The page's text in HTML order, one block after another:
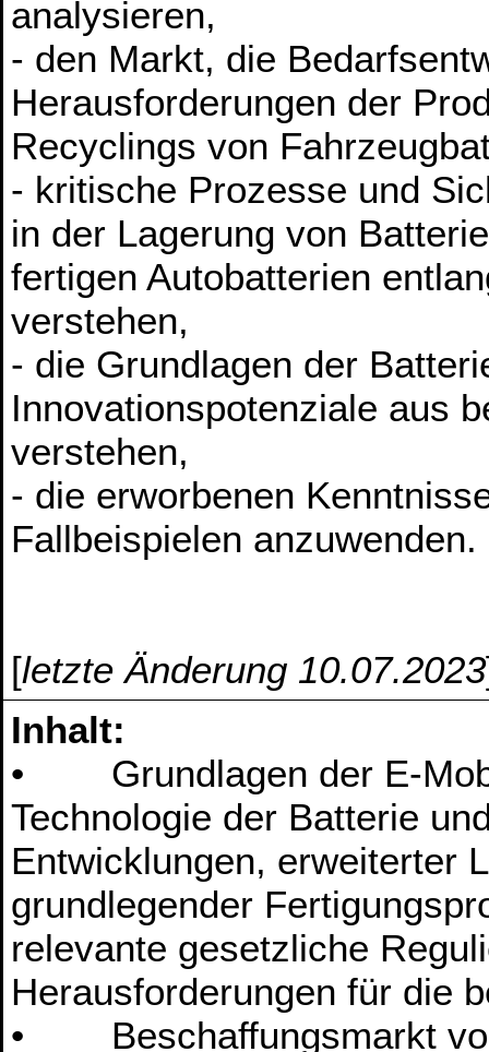
analysieren,
- den Markt, die
Herausforderungen der
Recyclings von
- kritische Prozesse und
in der Lagerung von
fertigen Autobatterien
verstehen,
- die Grundlagen der
Innovationspotenziale aus
verstehen,
- die erworbenen
Fallbeispielen anzuwenden.
[letzte Änderung 10.07.2023
Inhalt:
• Grundlagen der E-
Technologie der Batterie
Entwicklungen, erweiterter
grundlegender
relevante gesetzliche
Herausforderungen für die
• Beschaffungsmarkt